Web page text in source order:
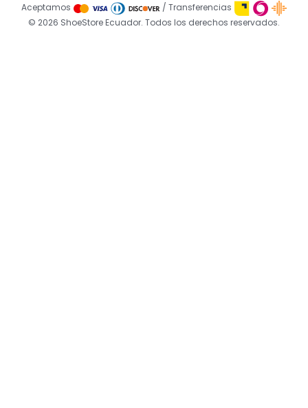
© 2026 ShoeStore Ecuador. Todos los derechos reservados.
Aceptamos / Transferencias